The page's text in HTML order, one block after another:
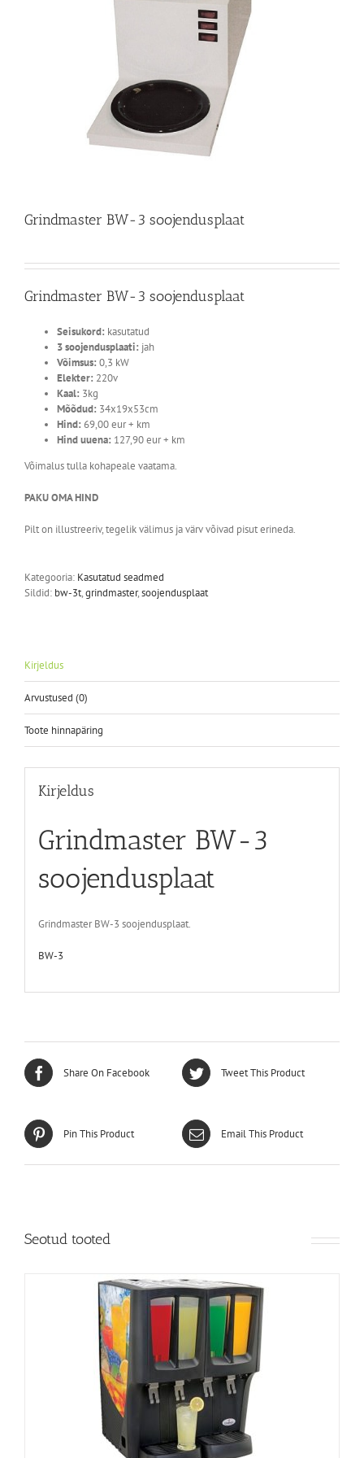
Grindmaster BW-3 soojendusplaat
Grindmaster BW-3 soojendusplaat
Seisukord: kasutatud
3 soojendusplaati: jah
Võimsus: 0,3 kW
Elekter: 220v
Kaal: 3kg
Mõõdud: 34x19x53cm
Hind: 69,00 eur + km
Hind uuena: 127,90 eur + km
Võimalus tulla kohapeale vaatama.
PAKU OMA HIND
Pilt on illustreeriv, tegelik välimus ja värv võivad pisut erineda.
Kategooria: Kasutatud seadmed
Sildid: bw-3t,grindmaster,soojendusplaat
Kirjeldus
Arvustused (0)
Toote hinnapäring
Kirjeldus
Grindmaster BW-3
soojendusplaat
Grindmaster BW-3 soojendusplaat.
BW-3
Share On Facebook Tweet This Product
Pin This Product Email This Product
Seotud tooted